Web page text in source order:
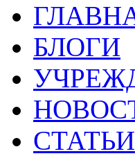
БЛОГИ
СТАТЬИ